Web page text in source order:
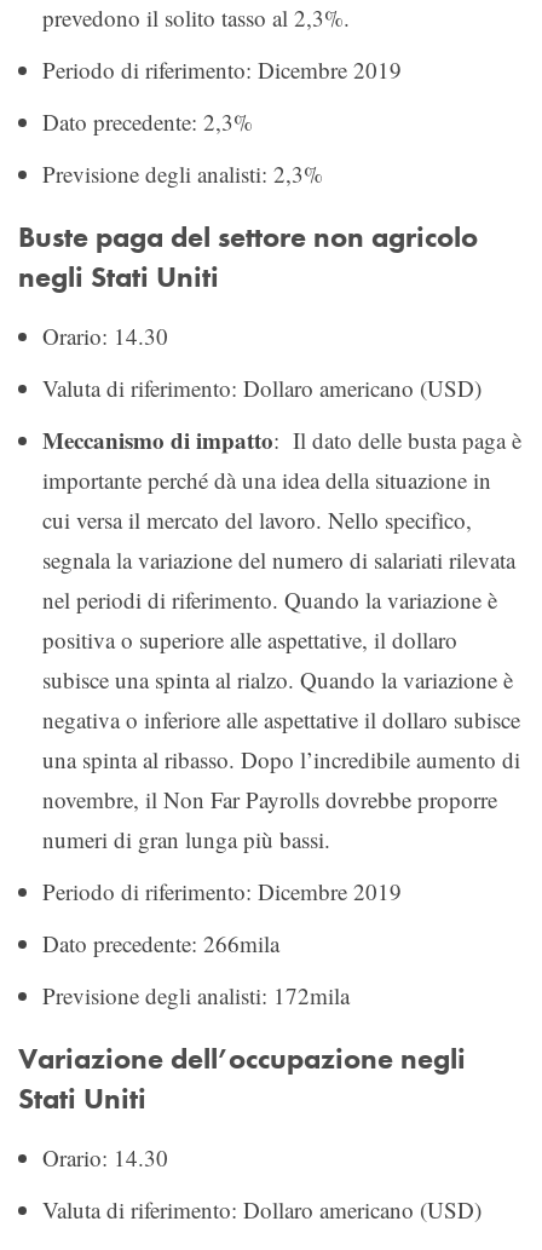
prevedono il solito tasso al 2,3%.
Periodo di riferimento: Dicembre 2019
Dato precedente: 2,3%
Previsione degli analisti: 2,3%
Buste paga del settore non agricolo
negli Stati Uniti
Orario: 14.30
Valuta di riferimento: Dollaro americano (USD)
Meccanismo di impatto: Il dato delle busta paga è
importante perché dà una idea della situazione in
cui versa il mercato del lavoro. Nello specifico,
segnala la variazione del numero di salariati rilevata
nel periodi di riferimento. Quando la variazione è
positiva o superiore alle aspettative, il dollaro
subisce una spinta al rialzo. Quando la variazione è
negativa o inferiore alle aspettative il dollaro subisce
una spinta al ribasso. Dopo l’incredibile aumento di
novembre, il Non Far Payrolls dovrebbe proporre
numeri di gran lunga più bassi.
Periodo di riferimento: Dicembre 2019
Dato precedente: 266mila
Previsione degli analisti: 172mila
Variazione dell’occupazione negli
Stati Uniti
Orario: 14.30
Valuta di riferimento: Dollaro americano (USD)